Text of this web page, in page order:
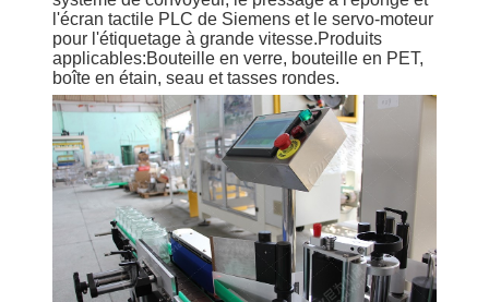
l'écran tactile PLC de Siemens et le servo-moteur
pour l'étiquetage à grande vitesse.Produits
applicables:Bouteille en verre, bouteille en PET,
boîte en étain, seau et tasses rondes.